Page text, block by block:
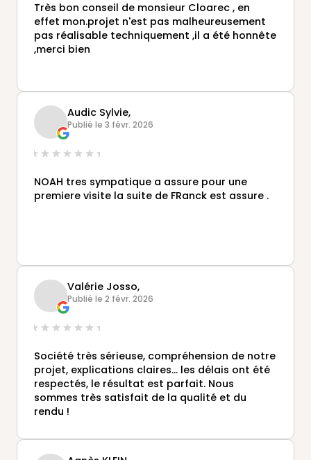
Très bon conseil de monsieur Cloarec , en
effet mon.projet n'est pas malheureusement
pas réalisable techniquement ,il a été honnête
,merci bien
Audic Sylvie,
Publié le 3 févr. 2026
NOAH tres sympatique a assure pour une
premiere visite la suite de FRanck est assure .
Valérie Josso,
Publié le 2 févr. 2026
Société très sérieuse, compréhension de notre
projet, explications claires... les délais ont été
respectés, le résultat est parfait. Nous
sommes très satisfait de la qualité et du
rendu !